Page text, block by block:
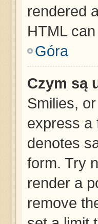
rendered
HTML
Góra
Czym są
Smilies,
express a
denotes
form. Try
render a
remove